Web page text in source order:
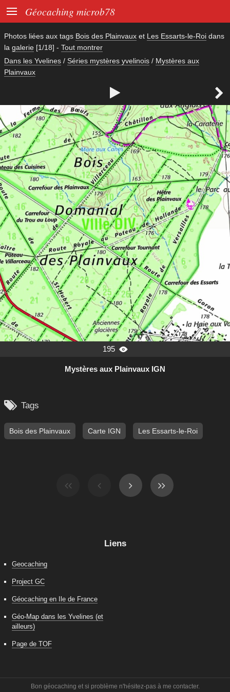
 Géocaching microb78
Photos liées aux tags Bois des Plainvaux et Les Essarts-le-Roi dans
la galerie [1/18] - Tout montrer
Dans les Yvelines / Séries mystères yvelinois / Mystères aux
Plainvaux
 
195 
Mystères aux Plainvaux IGN
 Tags
Bois des Plainvaux Carte IGN Les Essarts-le-Roi
Liens
Geocaching
Project GC
Géocaching en Ile de France
Géo-Map dans les Yvelines (et
ailleurs)
Page de TOF
Bon géocaching et si problème n'hésitez-pas à me contacter.